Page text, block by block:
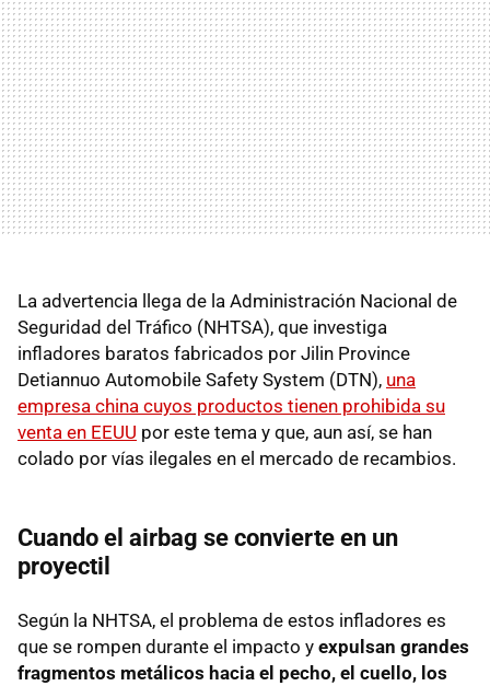
La advertencia llega de la Administración Nacional de
Seguridad del Tráfico (NHTSA), que investiga
infladores baratos fabricados por Jilin Province
Detiannuo Automobile Safety System (DTN), una
empresa china cuyos productos tienen prohibida su
venta en EEUU por este tema y que, aun así, se han
colado por vías ilegales en el mercado de recambios.
Cuando el airbag se convierte en un
proyectil
Según la NHTSA, el problema de estos infladores es
que se rompen durante el impacto y expulsan grandes
fragmentos metálicos hacia el pecho, el cuello, los